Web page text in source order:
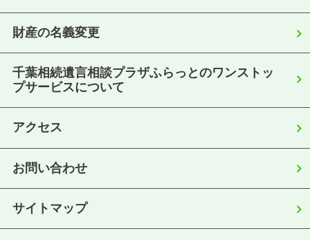
財産の名義変更
千葉相続遺言相談プラザふらっとのワンストッ
プサービスについて
アクセス
お問い合わせ
サイトマップ